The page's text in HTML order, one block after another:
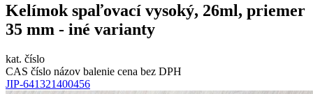
Kelímok spaľovací vysoký, 26ml, priemer
35 mm - iné varianty
kat. číslo
CAS číslo názov balenie cena bez DPH
JIP-641321400456